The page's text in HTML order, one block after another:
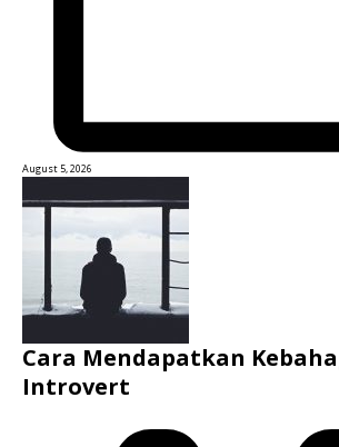
August 5, 2026
Cara Mendapatkan
Introvert